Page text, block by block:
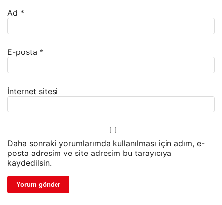
Ad *
E-posta *
İnternet sitesi
Daha sonraki yorumlarımda kullanılması için adım, e-
posta adresim ve site adresim bu tarayıcıya
kaydedilsin.